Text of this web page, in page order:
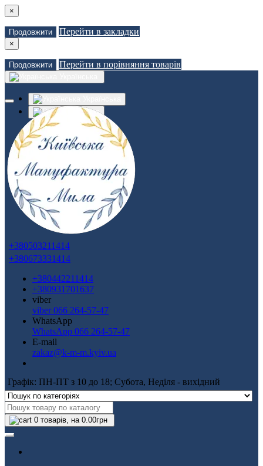
×
Продовжити Перейти в закладки
×
Продовжити Перейти в порівняння товарів
Russian
Закладки (0)
Порівняння товарів (0)
Зв'язатися з нами
Авторизація
Реєстрація
+380503211414
+380673331414
+380442211414
+380931701637
viber
viber 066 264-57-47
WhatsApp
WhatsApp 066 264-57-47
E-mail
zakaz@k-m-m.kyiv.ua
Графік: ПН-ПТ з 10 до 18; Субота, Неділя - вихідний
0 товарів, на 0.00грн